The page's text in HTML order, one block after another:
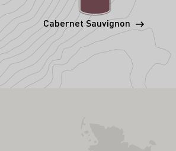
Cabernet Sauvignon